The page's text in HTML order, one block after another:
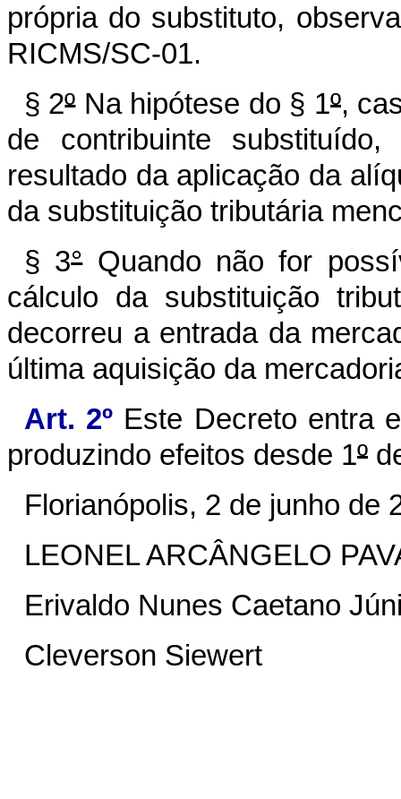
própria do substituto,
RICMS/SC-01.
§ 2ºNa hipótese do § 1º,
de contribuinte
resultado da aplicação da
da substituição tributária
§ 3°Quando não for
cálculo da substituição
decorreu a entrada da
última aquisição da
Art. 2º Este Decreto entra
produzindo efeitos desde 1º
Florianópolis, 2 de junho de
LEONEL ARCÂNGELO
Erivaldo Nunes Caetano
Cleverson Siewert